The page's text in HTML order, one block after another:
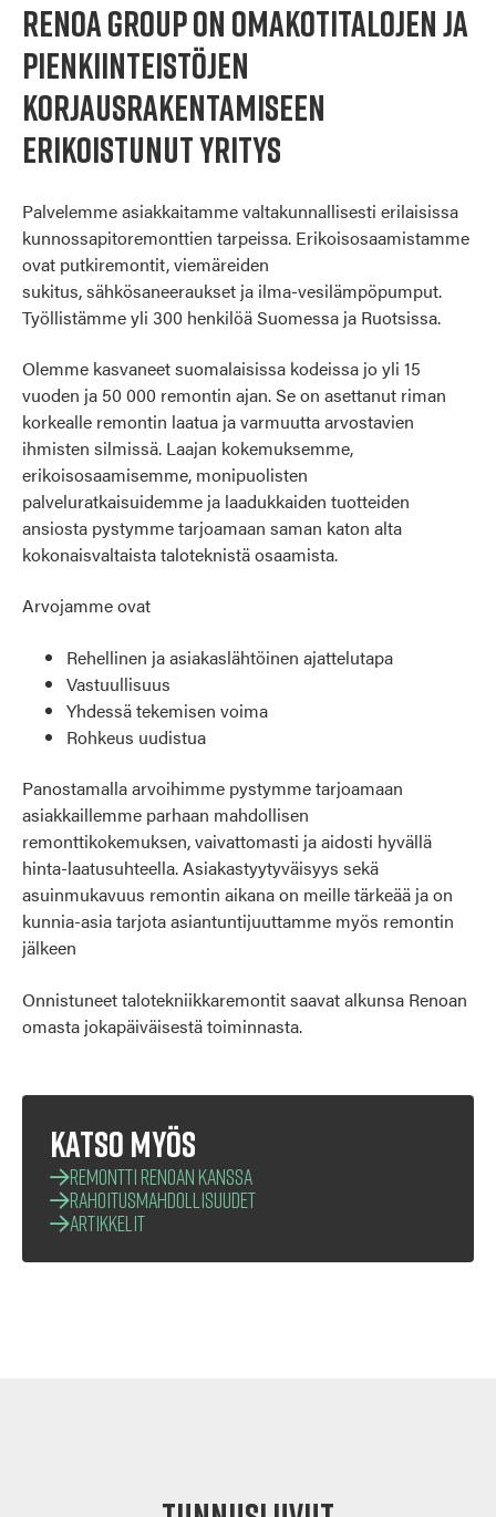
Renoa Group on omakotitalojen ja
pienkiinteistöjen
korjausrakentamiseen
erikoistunut yritys
Palvelemme asiakkaitamme valtakunnallisesti erilaisissa
kunnossapitoremonttien tarpeissa. Erikoisosaamistamme
ovat putkiremontit, viemäreiden
sukitus, sähkösaneeraukset ja ilma-vesilämpöpumput.
Työllistämme yli 300 henkilöä Suomessa ja Ruotsissa.
Olemme kasvaneet suomalaisissa kodeissa jo yli 15
vuoden ja 50 000 remontin ajan. Se on asettanut riman
korkealle remontin laatua ja varmuutta arvostavien
ihmisten silmissä. Laajan kokemuksemme,
erikoisosaamisemme, monipuolisten
palveluratkaisuidemme ja laadukkaiden tuotteiden
ansiosta pystymme tarjoamaan saman katon alta
kokonaisvaltaista taloteknistä osaamista.
Arvojamme ovat
Rehellinen ja asiakaslähtöinen ajattelutapa
Vastuullisuus
Yhdessä tekemisen voima
Rohkeus uudistua
Panostamalla arvoihimme pystymme tarjoamaan
asiakkaillemme parhaan mahdollisen
remonttikokemuksen, vaivattomasti ja aidosti hyvällä
hinta-laatusuhteella. Asiakastyytyväisyys sekä
asuinmukavuus remontin aikana on meille tärkeää ja on
kunnia-asia tarjota asiantuntijuuttamme myös remontin
jälkeen
Onnistuneet talotekniikkaremontit saavat alkunsa Renoan
omasta jokapäiväisestä toiminnasta.
Katso myös
Remontti Renoan kanssa
Rahoitusmahdollisuudet
Artikkelit